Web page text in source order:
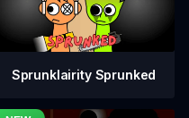
Sprunklairity Sprunked